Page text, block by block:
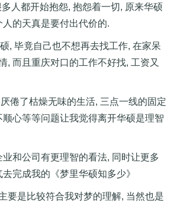
人都开始抱怨, 抱怨着一切, 原来华硕
的天真是要付出代价的.
, 毕竟自己也不想再去找工作, 在家呆
, 而且重庆对口的工作不好找, 工资又
倦了枯燥无味的生活, 三点一线的固定
心等等问题让我觉得离开华硕是理智
和公司有更理智的看法, 同时让更多
完成我的《梦里华硕知多少》
要是比较符合我对梦的理解, 当然也是